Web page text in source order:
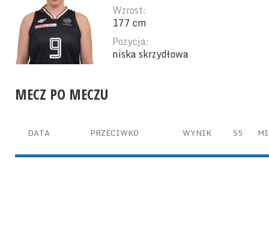
Wzrost:
177 cm
Pozycja:
niska skrzydłowa
MECZ PO MECZU
DATA PRZECIWKO WYNIK S5